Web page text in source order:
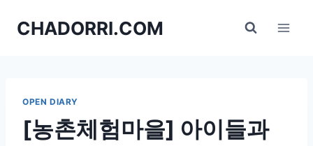
CHADORRI.COM
OPEN DIARY
[농촌체험마을] 아이들과